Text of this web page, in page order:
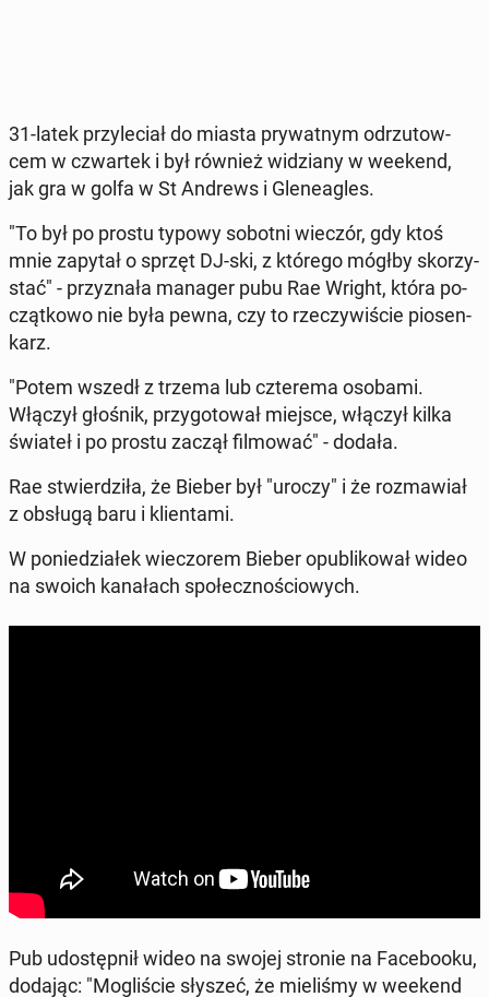
31-latek przy­le­ciał do miasta pry­wat­nym od­rzu­tow­
cem w czwar­tek i był również wi­dzia­ny w weekend,
jak gra w golfa w St Andrews i Gle­ne­agles.
"To był po prostu typowy sobotni wieczór, gdy ktoś
mnie zapytał o sprzęt DJ-ski, z którego mógłby sko­rzy­
stać" - przy­zna­ła manager pubu Rae Wright, która po­
cząt­ko­wo nie była pewna, czy to rze­czy­wi­ście pio­sen­
karz.
"Potem wszedł z trzema lub czte­re­ma osobami.
Włączył głośnik, przy­go­to­wał miejsce, włączył kilka
świateł i po prostu zaczął fil­mo­wać" - dodała.
Rae stwier­dzi­ła, że ​​Bie­ber był "uroczy" i że roz­ma­wiał
z obsługą baru i klien­ta­mi.
W po­nie­dzia­łek wie­czo­rem Bieber opu­bli­ko­wał wideo
na swoich ka­na­łach spo­łecz­no­ścio­wych.
Pub udo­stęp­nił wideo na swojej stronie na Fa­ce­bo­oku,
dodając: "Mo­gli­ście słyszeć, że mie­li­śmy w weekend